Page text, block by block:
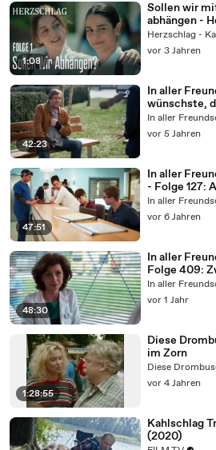
1:08
Sollen wir
abhängen -
Herzschlag -
vor 3 Jahren
42:23
In aller
wünschste,
In aller
vor 5 Jahren
47:51
In aller
- Folge 127:
In aller
vor 6 Jahren
48:30
In aller
Folge 409:
In aller
vor 1 Jahr
1:28:55
Diese
im Zorn
vor 4 Jahren
Kahlschlag
(2020)